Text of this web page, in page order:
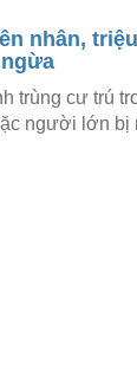
nhân,
trùng cư trú
người lớn bị